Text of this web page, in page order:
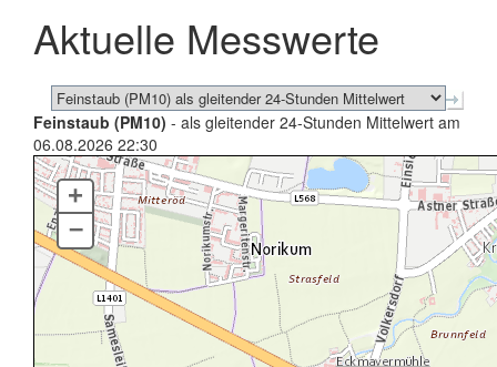
schließen
Aktuelle Messwerte
Feinstaub (PM10) - als gleitender 24-Stunden Mittelwert am
06.08.2026 22:30
+
–